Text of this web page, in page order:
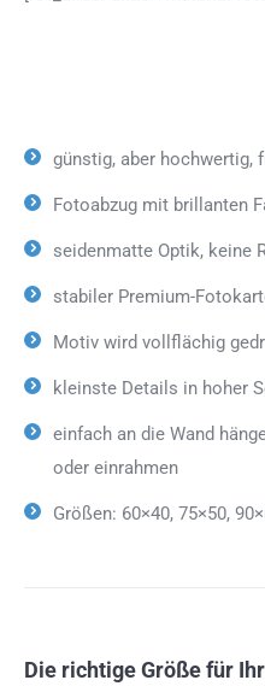
günstig, aber hochwertig,
Fotoabzug mit brillanten
seidenmatte Optik, keine
stabiler Premium-
Motiv wird vollflächig
kleinste Details in hoher
einfach an die Wand
oder einrahmen
Größen: 60×40, 75×50,
Die richtige Größe für